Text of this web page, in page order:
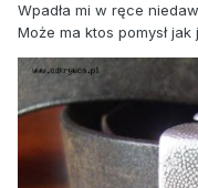
Wpadła mi w ręce
Może ma ktos pomysł